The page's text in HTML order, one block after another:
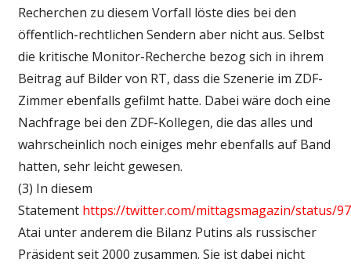
Recherchen zu diesem Vorfall löste dies bei den
öffentlich-rechtlichen Sendern aber nicht aus. Selbst
die kritische Monitor-Recherche bezog sich in ihrem
Beitrag auf Bilder von RT, dass die Szenerie im ZDF-
Zimmer ebenfalls gefilmt hatte. Dabei wäre doch eine
Nachfrage bei den ZDF-Kollegen, die das alles und
wahrscheinlich noch einiges mehr ebenfalls auf Band
hatten, sehr leicht gewesen.
(3) In diesem
Statement https://twitter.com/mittagsmagazin/status/
Atai unter anderem die Bilanz Putins als russischer
Präsident seit 2000 zusammen. Sie ist dabei nicht